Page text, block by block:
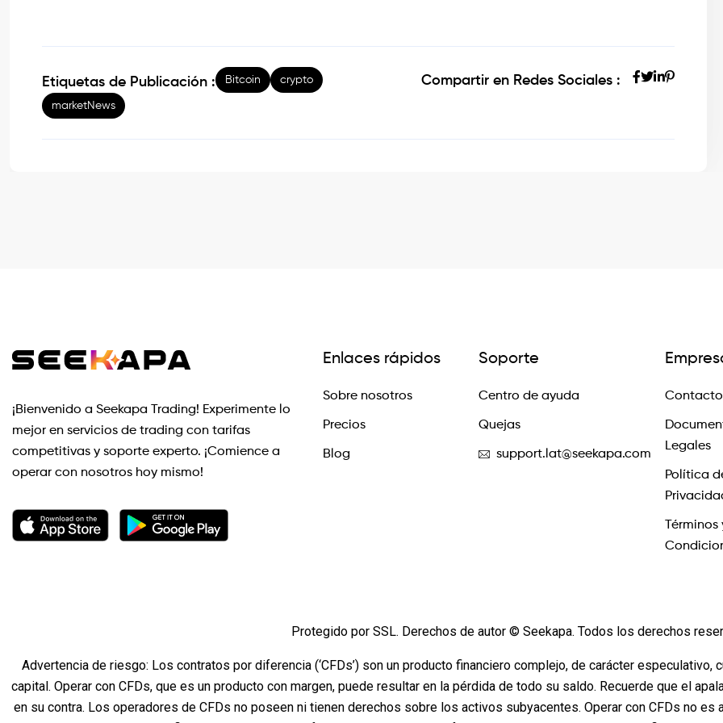
Etiquetas de Publicación : Bitcoin crypto
marketNews
Compartir en Redes Sociales :
¡Bienvenido a Seekapa Trading! Experimente lo
mejor en servicios de trading con tarifas
competitivas y soporte experto. ¡Comience a
operar con nosotros hoy mismo!
Enlaces rápidos
Sobre nosotros
Precios
Blog
Soporte
Centro de ayuda
Quejas
support.lat@seekapa.com
Contacto
Legales
Política
Términos
Protegido por SSL. Derechos de autor © Seekapa. Todos los derechos
Advertencia de riesgo: Los contratos por diferencia (‘CFDs’) son un producto financiero complejo, de carácter
capital. Operar con CFDs, que es un producto con margen, puede resultar en la pérdida de todo su saldo. Recuerde que el
en su contra. Los operadores de CFDs no poseen ni tienen derechos sobre los activos subyacentes. Operar con CFDs no